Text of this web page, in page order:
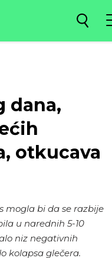
dana,
otkucava
mogla bi da se razbije
u narednih 5-10
niz negativnih
kolapsa glečera.